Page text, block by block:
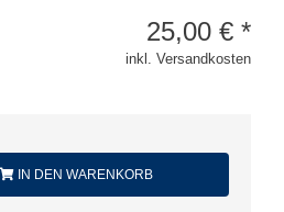
25,00 € *
inkl. Versandkosten
IN DEN WARENKORB